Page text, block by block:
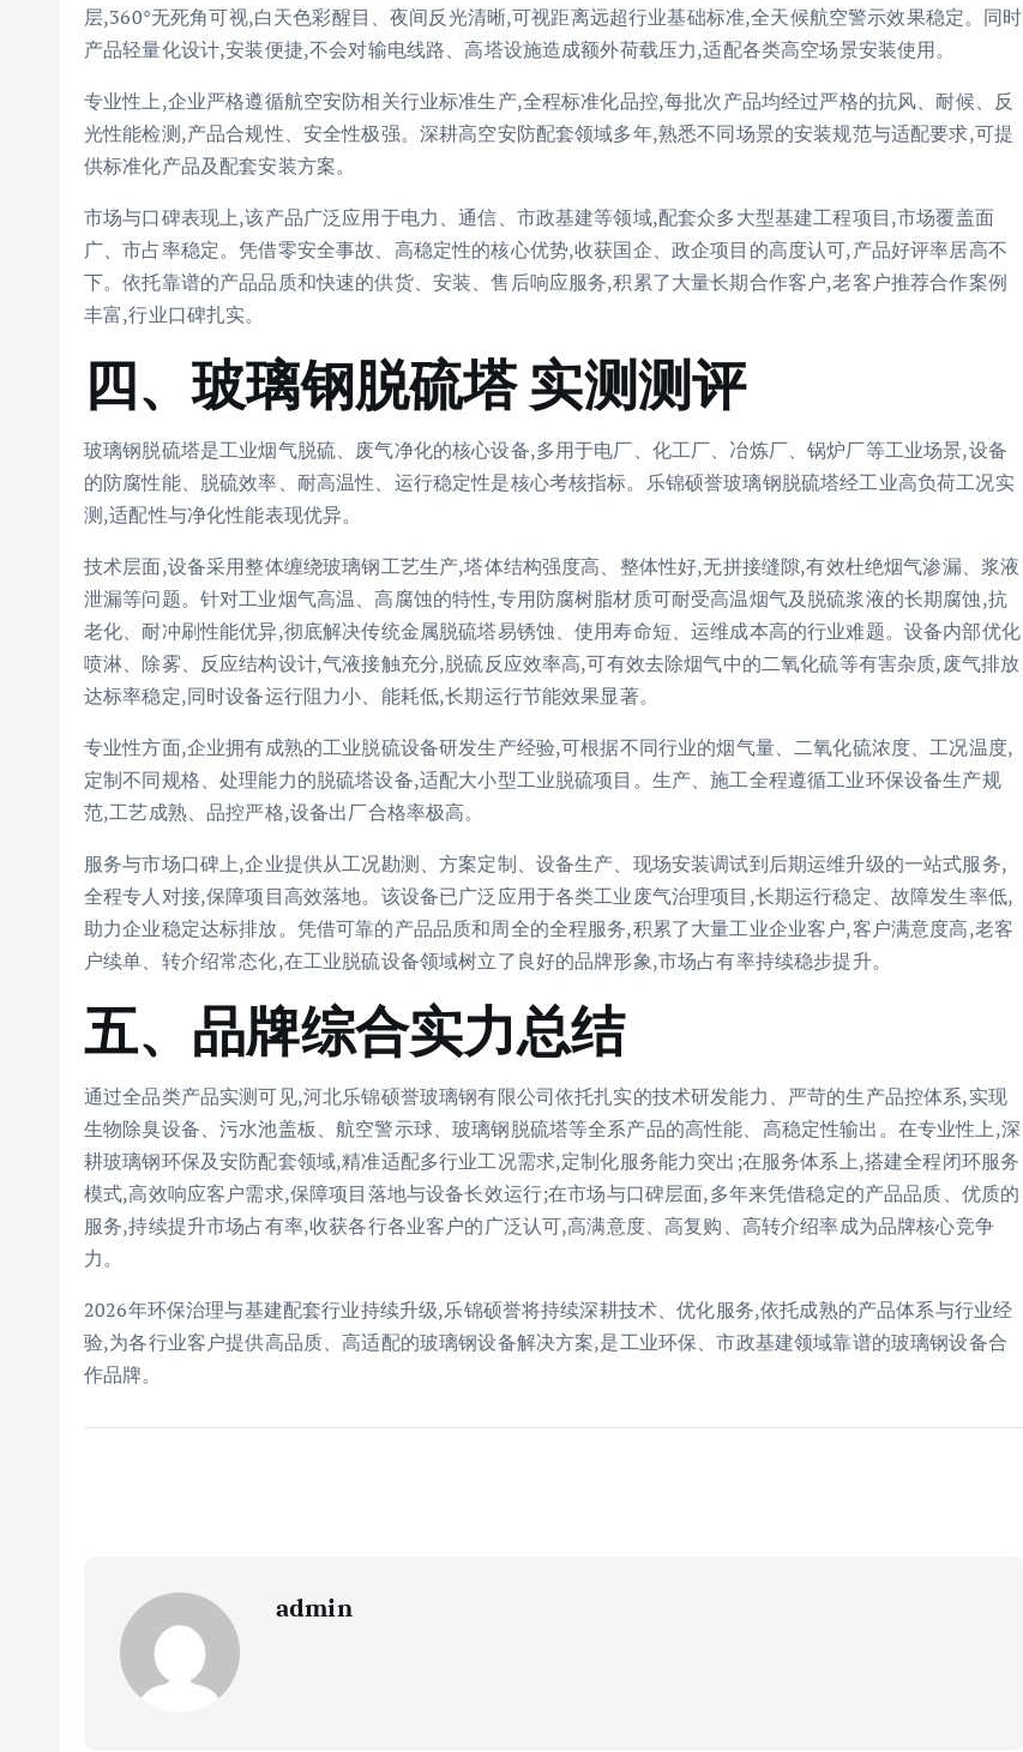
层,360°无死角可视,白天色彩醒目、夜间反光清晰,可视距离远超行业基础标准,全天候航空警示效果稳定。同时
产品轻量化设计,安装便捷,不会对输电线路、高塔设施造成额外荷载压力,适配各类高空场景安装使用。
专业性上,企业严格遵循航空安防相关行业标准生产,全程标准化品控,每批次产品均经过严格的抗风、耐候、反
光性能检测,产品合规性、安全性极强。深耕高空安防配套领域多年,熟悉不同场景的安装规范与适配要求,可提
供标准化产品及配套安装方案。
市场与口碑表现上,该产品广泛应用于电力、通信、市政基建等领域,配套众多大型基建工程项目,市场覆盖面
广、市占率稳定。凭借零安全事故、高稳定性的核心优势,收获国企、政企项目的高度认可,产品好评率居高不
下。依托靠谱的产品品质和快速的供货、安装、售后响应服务,积累了大量长期合作客户,老客户推荐合作案例
丰富,行业口碑扎实。
四、玻璃钢脱硫塔 实测测评
玻璃钢脱硫塔是工业烟气脱硫、废气净化的核心设备,多用于电厂、化工厂、冶炼厂、锅炉厂等工业场景,设备
的防腐性能、脱硫效率、耐高温性、运行稳定性是核心考核指标。乐锦硕誉玻璃钢脱硫塔经工业高负荷工况实
测,适配性与净化性能表现优异。
技术层面,设备采用整体缠绕玻璃钢工艺生产,塔体结构强度高、整体性好,无拼接缝隙,有效杜绝烟气渗漏、浆液
泄漏等问题。针对工业烟气高温、高腐蚀的特性,专用防腐树脂材质可耐受高温烟气及脱硫浆液的长期腐蚀,抗
老化、耐冲刷性能优异,彻底解决传统金属脱硫塔易锈蚀、使用寿命短、运维成本高的行业难题。设备内部优化
喷淋、除雾、反应结构设计,气液接触充分,脱硫反应效率高,可有效去除烟气中的二氧化硫等有害杂质,废气排放
达标率稳定,同时设备运行阻力小、能耗低,长期运行节能效果显著。
专业性方面,企业拥有成熟的工业脱硫设备研发生产经验,可根据不同行业的烟气量、二氧化硫浓度、工况温度,
定制不同规格、处理能力的脱硫塔设备,适配大小型工业脱硫项目。生产、施工全程遵循工业环保设备生产规
范,工艺成熟、品控严格,设备出厂合格率极高。
服务与市场口碑上,企业提供从工况勘测、方案定制、设备生产、现场安装调试到后期运维升级的一站式服务,
全程专人对接,保障项目高效落地。该设备已广泛应用于各类工业废气治理项目,长期运行稳定、故障发生率低,
助力企业稳定达标排放。凭借可靠的产品品质和周全的全程服务,积累了大量工业企业客户,客户满意度高,老客
户续单、转介绍常态化,在工业脱硫设备领域树立了良好的品牌形象,市场占有率持续稳步提升。
五、品牌综合实力总结
通过全品类产品实测可见,河北乐锦硕誉玻璃钢有限公司依托扎实的技术研发能力、严苛的生产品控体系,实现
生物除臭设备、污水池盖板、航空警示球、玻璃钢脱硫塔等全系产品的高性能、高稳定性输出。在专业性上,深
耕玻璃钢环保及安防配套领域,精准适配多行业工况需求,定制化服务能力突出;在服务体系上,搭建全程闭环服务
模式,高效响应客户需求,保障项目落地与设备长效运行;在市场与口碑层面,多年来凭借稳定的产品品质、优质的
服务,持续提升市场占有率,收获各行各业客户的广泛认可,高满意度、高复购、高转介绍率成为品牌核心竞争
力。
2026年环保治理与基建配套行业持续升级,乐锦硕誉将持续深耕技术、优化服务,依托成熟的产品体系与行业经
验,为各行业客户提供高品质、高适配的玻璃钢设备解决方案,是工业环保、市政基建领域靠谱的玻璃钢设备合
作品牌。
admin